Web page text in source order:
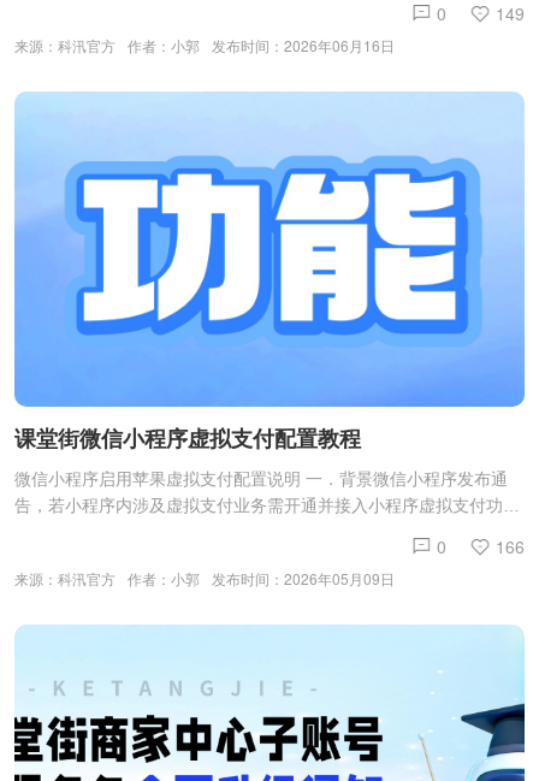
线，为大家开启零门槛智能音频创作新时代。“近几年，播客已然成
为全网爆火的主流内容形式，悄然走进大众日常。这项诞生二十余年
便捷性三大优势圈粉无数：从行业大佬、知名企业家、各界名人，到
149
0
来源：科汛官方 作者：小郭 发布时间：2026年06月16日
课堂街微信小程序虚拟支付配置教程
微信小程序启用苹果虚拟支付配置说明 一．背景微信小程序发布通
告，若小程序内涉及虚拟支付业务需开通并接入小程序虚拟支付功
提醒、限制功能直至暂停或终止提供服务等措施。二．什么是虚拟支
付业务呢？虚拟支付业务是指购买非实物商品。比如：VIP会员、充
166
0
来源：科汛官方 作者：小郭 发布时间：2026年05月09日